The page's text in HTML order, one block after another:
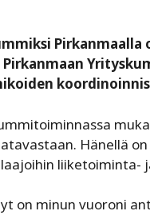
Hänellä
liiketoiminta-
on minun vuoroni